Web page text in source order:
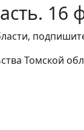
16
Томской